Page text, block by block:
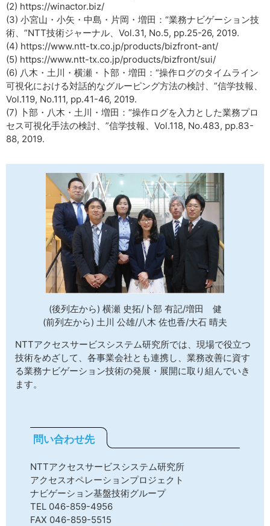
(2) https://winactor.biz/
(3) 小宮山・小矢・中島・片岡・増田：“業務ナビゲーション技
術、”NTT技術ジャーナル、Vol.31, No.5, pp.25-26, 2019.
(4) https://www.ntt-tx.co.jp/products/bizfront-ant/
(5) https://www.ntt-tx.co.jp/products/bizfront/sui/
(6) 八木・土川・横瀬・卜部・増田：“操作ログのタイムライン
可視化における対話的なグルーピング方法の検討、”信学技報、
Vol.119, No.111, pp.41-46, 2019.
(7) 卜部・八木・土川・増田：“操作ログを入力とした業務プロ
セス可視化手法の検討、”信学技報、Vol.118, No.483, pp.83-
88, 2019.
(後列左から) 横瀬 史拓/卜部 有記/増田 健
(前列左から) 土川 公雄/八木 佐也香/大石 晴夫
NTTアクセスサービスシステム研究所では、現場で役立つ
技術をめざして、各事業会社とも連携し、業務改善に資す
る業務ナビゲーション技術の発展・展開に取り組んでいき
ます。
問い合わせ先
NTTアクセスサービスシステム研究所
アクセスオペレーションプロジェクト
ナビゲーション基盤技術グループ
TEL 046-859-4956
FAX 046-859-5515